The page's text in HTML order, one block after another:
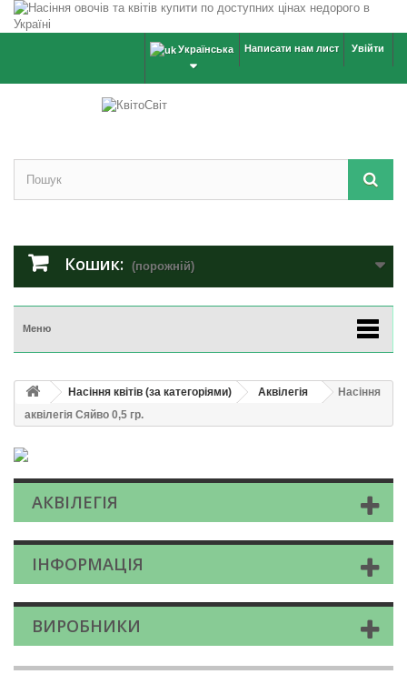
Увійти
Написати нам лист
Українська
Кошик: (порожній)
Меню
Насіння квітів (за категоріями) Аквілегія
Насіння
аквілегія Сяйво 0,5 гр.
АКВІЛЕГІЯ
ІНФОРМАЦІЯ
ВИРОБНИКИ